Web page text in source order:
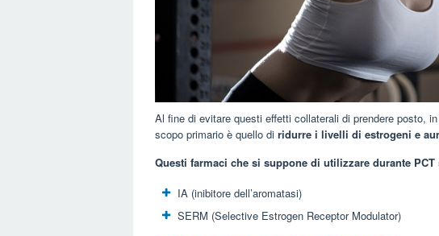
Al fine di evitare questi effetti collaterali di prendere posto,
scopo primario è quello di ridurre i livelli di estrogeni e
Questi farmaci che si suppone di utilizzare durante
IA (inibitore dell’aromatasi)
SERM (Selective Estrogen Receptor Modulator)